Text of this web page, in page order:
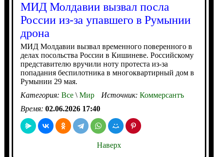
МИД Молдавии вызвал посла
России из-за упавшего в Румынии
дрона
МИД Молдавии вызвал временного поверенного в
делах посольства России в Кишиневе. Российскому
представителю вручили ноту протеста из-за
попадания беспилотника в многоквартирный дом в
Румынии 29 мая.
Категория: Все\Мир Источник: Коммерсантъ
Время: 02.06.2026 17:40
Наверх